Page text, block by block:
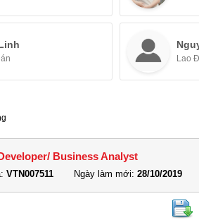
Lao
Business Analyst
VTN007511 Ngày làm mới: 28/10/2019